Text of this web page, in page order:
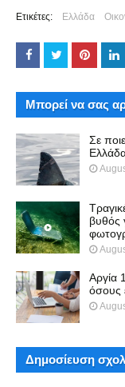
Ετικέτες: Ελλάδα
Μπορεί να σας
Σε
βυθός
Αργία
όσους
Δημοσίευση